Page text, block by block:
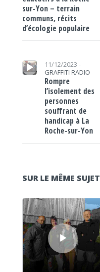
sur-Yon – terrain
communs, récits
d’écologie populaire
Lecteur audio
11/12/2023 -
GRAFFITI RADIO
Rompre
l’isolement des
personnes
souffrant de
handicap à La
Roche-sur-Yon
SUR LE MÊME SUJET
Lecteur audio